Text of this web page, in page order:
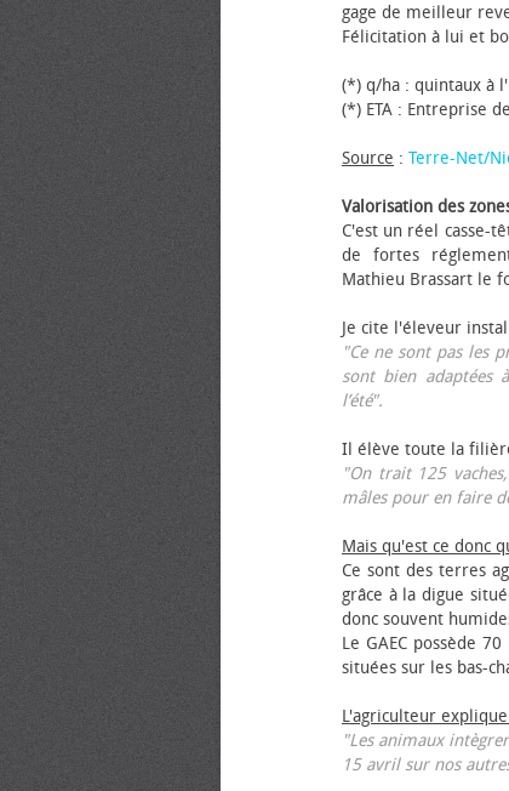
gage de meilleur
Félicitation à lui et
(*) q/ha : quintaux à
(*) ETA : Entreprise
Source : Terre-Net/
Valorisation des
C'est un réel casse-
de fortes
Mathieu Brassart le
Je cite l'éleveur
"Ce ne sont pas les
sont bien adaptées
l’été".
Il élève toute la
"On trait 125
mâles pour en faire
Mais qu'est ce donc
Ce sont des terres
grâce à la digue
donc souvent
Le GAEC possède
situées sur les bas-
L'agriculteur
"Les animaux
15 avril sur nos